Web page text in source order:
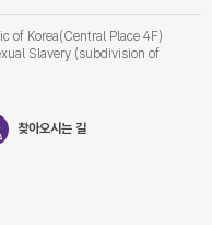
of Korea(Central Place 4F)
Slavery (subdivision of
찾아오시는 길